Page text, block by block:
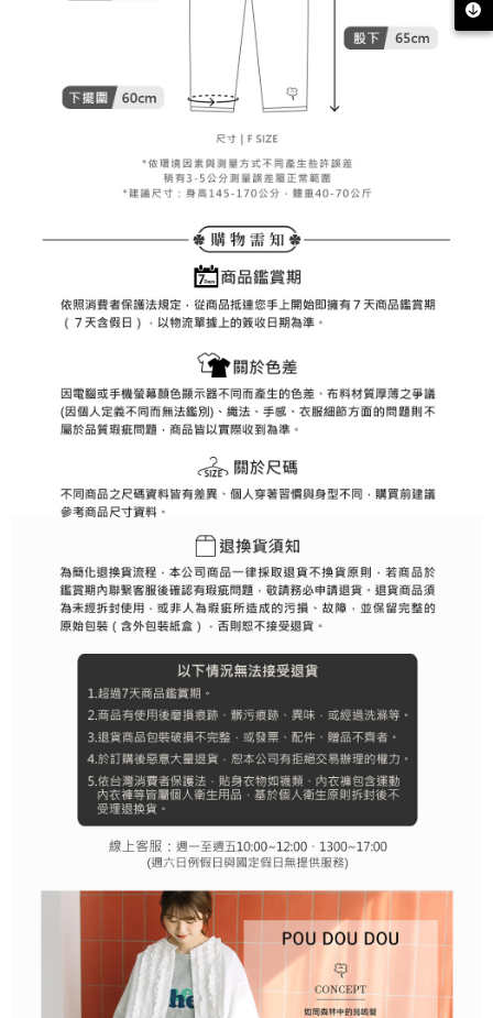
１．透過由恩沛科技股份有限公司提供之「AFTEE先享後付」服務完成之交
易，需依本服務之必要範圍內提供個人資料，並將交易相關給付款項請求債
權轉讓予恩沛科技股份有限公司。
２．關於個人資料處理事宜，請瀏覽以下網址：
３．未成年的使用者請事先徵得法定代理人或監護人之同意方可使用
「AFTEE先享後付」，若未經同意申辦者引起之損失，本公司不負相關責
時審查核予不同之上限額度；若仍有額度不足之情形，本公司將視審查結果
５．嚴禁一人註冊多個帳號或使用他人資訊註冊。若發現惡意使用之情形，
恩沛科技股份有限公司將有權停止該用戶之使用額度並採取法律行動。
付款後7-11取貨